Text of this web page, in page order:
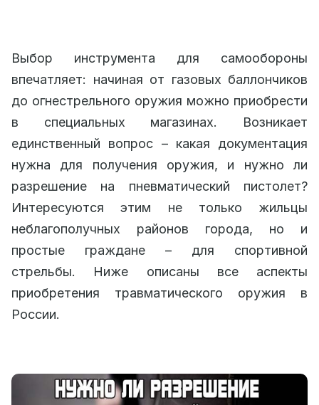
Выбор инструмента для самообороны
впечатляет: начиная от газовых баллончиков
до огнестрельного оружия можно приобрести
в специальных магазинах. Возникает
единственный вопрос – какая документация
нужна для получения оружия, и нужно ли
разрешение на пневматический пистолет?
Интересуются этим не только жильцы
неблагополучных районов города, но и
простые граждане – для спортивной
стрельбы. Ниже описаны все аспекты
приобретения травматического оружия в
России.